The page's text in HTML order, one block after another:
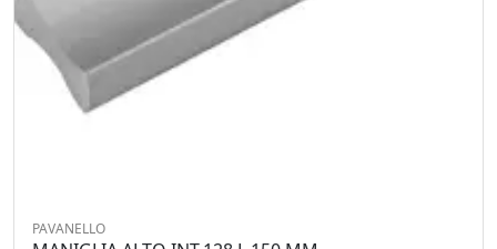
PAVANELLO